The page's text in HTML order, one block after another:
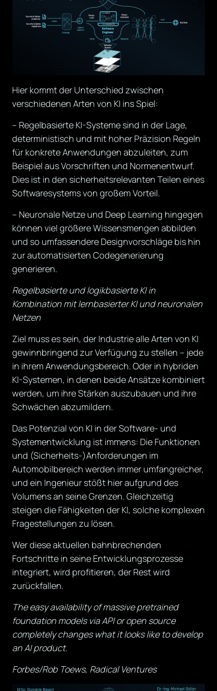
Hier kommt der Unterschied zwischen
verschiedenen Arten von KI ins Spiel:
– Regelbasierte KI-Systeme sind in der Lage,
deterministisch und mit hoher Präzision Regeln
für konkrete Anwendungen abzuleiten, zum
Beispiel aus Vorschriften und Normenentwurf.
Dies ist in den sicherheitsrelevanten Teilen eines
Softwaresystems von großem Vorteil.
– Neuronale Netze und Deep Learning hingegen
können viel größere Wissensmengen abbilden
und so umfassendere Designvorschläge bis hin
zur automatisierten Codegenerierung
generieren.
Regelbasierte und logikbasierte KI in
Kombination mit lernbasierter KI und neuronalen
Netzen
Ziel muss es sein, der Industrie alle Arten von KI
gewinnbringend zur Verfügung zu stellen – jede
in ihrem Anwendungsbereich. Oder in hybriden
KI-Systemen, in denen beide Ansätze kombiniert
werden, um ihre Stärken auszubauen und ihre
Schwächen abzumildern.
Das Potenzial von KI in der Software- und
Systementwicklung ist immens: Die Funktionen
und (Sicherheits-)Anforderungen im
Automobilbereich werden immer umfangreicher,
und ein Ingenieur stößt hier aufgrund des
Volumens an seine Grenzen. Gleichzeitig
steigen die Fähigkeiten der KI, solche komplexen
Fragestellungen zu lösen.
Wer diese aktuellen bahnbrechenden
Fortschritte in seine Entwicklungsprozesse
integriert, wird profitieren, der Rest wird
zurückfallen.
The easy availability of massive pretrained
foundation models via API or open source
completely changes what it looks like to develop
an AI product.
Forbes/Rob Toews, Radical Ventures